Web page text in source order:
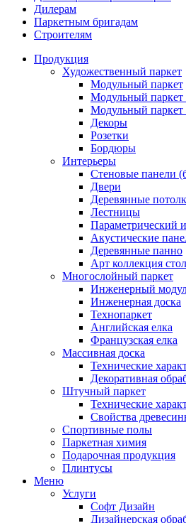
Дилерам
Паркетным бригадам
Строителям
Продукция
Художественный паркет
Модульный паркет
Модульный
Модульный паркет
Декоры
Розетки
Бордюры
Интерьеры
Стеновые панели
Двери
Деревянные
Лестницы
Параметрический
Акустические
Деревянные панно
Арт коллекция
Многослойный паркет
Инженерный
Инженерная доска
Технопаркет
Английская елка
Французская елка
Массивная доска
Технические
Декоративная
Штучный паркет
Технические
Свойства
Спортивные полы
Паркетная химия
Подарочная продукция
Плинтусы
Меню
Услуги
Софт Дизайн
Дизайнерская